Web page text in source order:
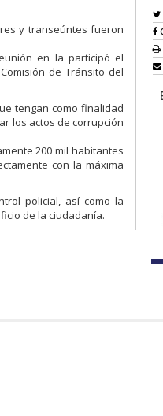
y transeúntes fueron
en la participó el
de Tránsito del
tengan como finalidad
los actos de corrupción
200 mil habitantes
con la máxima
policial, así como la
de la ciudadanía.